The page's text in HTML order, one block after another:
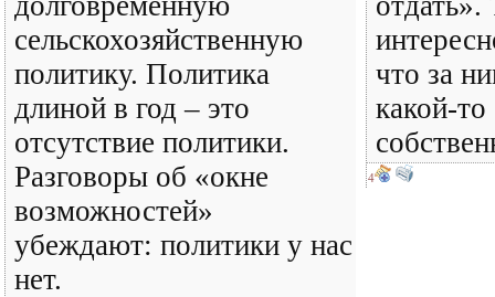
сельскохозяйственную
политику. Политика
длиной в год – это
отсутствие политики.
Разговоры об «окне
возможностей»
убеждают: политики у нас
нет.
что за
какой-
4